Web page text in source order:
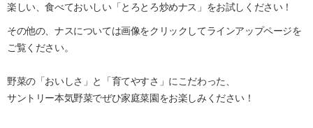
楽しい、食べておいしい「とろとろ炒めナス」をお試しください！
その他の、ナスについては画像をクリックしてラインアップページを
ご覧ください。
野菜の「おいしさ」と「育てやすさ」にこだわった、
サントリー本気野菜でぜひ家庭菜園をお楽しみください！